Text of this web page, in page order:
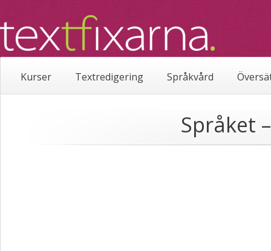
Kurser Textredigering Språkvård
Språket